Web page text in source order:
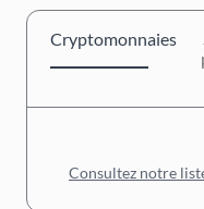
Cryptomonnaies
Consultez notre